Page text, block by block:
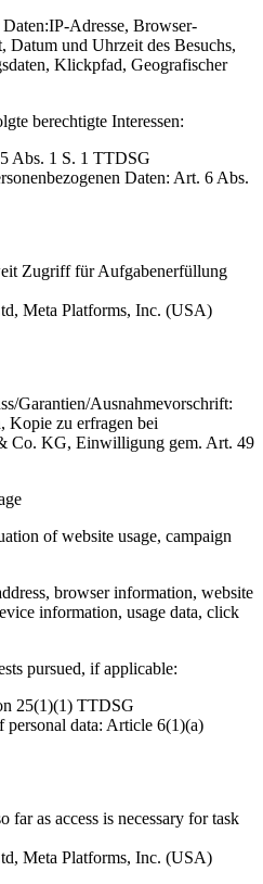
IP-Adresse, Browser-
Datum und Uhrzeit des Besuchs,
Klickpfad, Geografischer
berechtigte Interessen:
Abs. 1 S. 1 TTDSG
Daten: Art. 6 Abs.
Zugriff für Aufgabenerfüllung
Meta Platforms, Inc. (USA)
Garantien/Ausnahmevorschrift:
Kopie zu erfragen bei
Co. KG, Einwilligung gem. Art. 49
of website usage, campaign
browser information, website
information, usage data, click
pursued, if applicable:
25(1)(1) TTDSG
personal data: Article 6(1)(a)
far as access is necessary for task
Meta Platforms, Inc. (USA)